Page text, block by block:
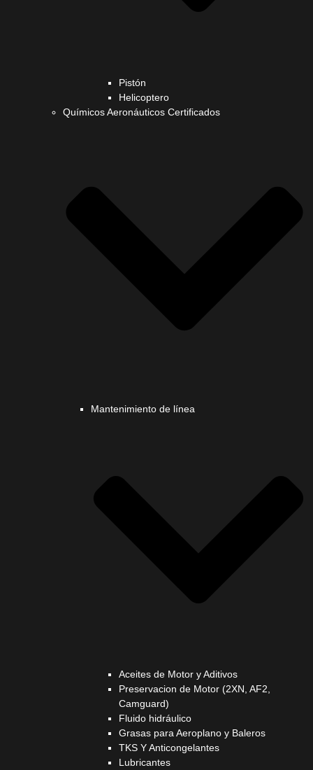
Pistón
Helicoptero
Químicos Aeronáuticos Certificados
Mantenimiento de línea
Aceites de Motor y Aditivos
Preservacion de Motor (2XN, AF2,
Camguard)
Fluido hidráulico
Grasas para Aeroplano y Baleros
TKS Y Anticongelantes
Lubricantes